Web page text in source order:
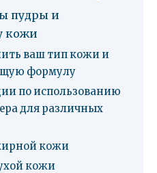
пудры и
кожи
ваш тип кожи и
формулу
по использованию
для различных
кожи
кожи